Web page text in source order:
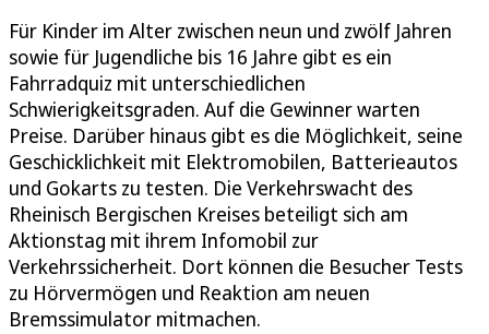
Für Kinder im Alter zwischen neun und zwölf Jahren
sowie für Jugendliche bis 16 Jahre gibt es ein
Fahrradquiz mit unterschiedlichen
Schwierigkeitsgraden. Auf die Gewinner warten
Preise. Darüber hinaus gibt es die Möglichkeit, seine
Geschicklichkeit mit Elektromobilen, Batterieautos
und Gokarts zu testen. Die Verkehrswacht des
Rheinisch Bergischen Kreises beteiligt sich am
Aktionstag mit ihrem Infomobil zur
Verkehrssicherheit. Dort können die Besucher Tests
zu Hörvermögen und Reaktion am neuen
Bremssimulator mitmachen.